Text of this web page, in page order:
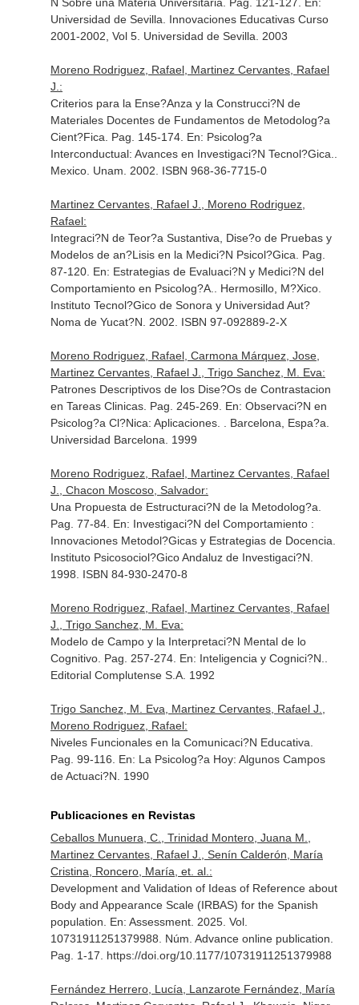
Universidad de Sevilla. Innovaciones Educativas Curso
2001-2002, Vol 5. Universidad de Sevilla. 2003
Moreno Rodriguez, Rafael, Martinez Cervantes, Rafael
J.:
Criterios para la Ense?Anza y la Construcci?N de
Materiales Docentes de Fundamentos de Metodolog?a
Cient?Fica. Pag. 145-174. En: Psicolog?a
Interconductual: Avances en Investigaci?N Tecnol?Gica.
Mexico. Unam. 2002. ISBN 968-36-7715-0
Martinez Cervantes, Rafael J., Moreno Rodriguez,
Rafael:
Integraci?N de Teor?a Sustantiva, Dise?o de Pruebas y
Modelos de an?Lisis en la Medici?N Psicol?Gica. Pag.
87-120. En: Estrategias de Evaluaci?N y Medici?N del
Comportamiento en Psicolog?A.
. Hermosillo, M?Xico.
Instituto Tecnol?Gico de Sonora y Universidad Aut?
Noma de Yucat?N. 2002. ISBN 97-092889-2-X
Moreno Rodriguez, Rafael, Carmona Márquez, Jose,
Martinez Cervantes, Rafael J., Trigo Sanchez, M. Eva:
Patrones Descriptivos de los Dise?Os de Contrastacion
en Tareas Clinicas. Pag. 245-269. En: Observaci?N en
Psicolog?a Cl?Nica: Aplicaciones. . Barcelona, Espa?a.
Universidad Barcelona. 1999
Moreno Rodriguez, Rafael, Martinez Cervantes, Rafael
J., Chacon Moscoso, Salvador:
Una Propuesta de Estructuraci?N de la Metodolog?a.
Pag. 77-84. En: Investigaci?N del Comportamiento :
Innovaciones Metodol?Gicas y Estrategias de Docencia
Instituto Psicosociol?Gico Andaluz de Investigaci?N.
1998. ISBN 84-930-2470-8
Moreno Rodriguez, Rafael, Martinez Cervantes, Rafael
J., Trigo Sanchez, M. Eva:
Modelo de Campo y la Interpretaci?N Mental de lo
Cognitivo. Pag. 257-274. En: Inteligencia y Cognici?N.
Editorial Complutense S.A. 1992
Trigo Sanchez, M. Eva, Martinez Cervantes, Rafael J.,
Moreno Rodriguez, Rafael:
Niveles Funcionales en la Comunicaci?N Educativa.
Pag. 99-116. En: La Psicolog?a Hoy: Algunos Campos
de Actuaci?N . 1990
Publicaciones en Revistas
Ceballos Munuera, C., Trinidad Montero, Juana M.,
Martinez Cervantes, Rafael J., Senín Calderón, María
Cristina, Roncero, María, et. al.:
Development and Validation of Ideas of Reference about
Body and Appearance Scale (IRBAS) for the Spanish
population. En: Assessment. 2025. Vol.
10731911251379988. Núm. Advance online publication.
Pag. 1-17. https://doi.org/10.1177/10731911251379988
Fernández Herrero, Lucía, Lanzarote Fernández, María